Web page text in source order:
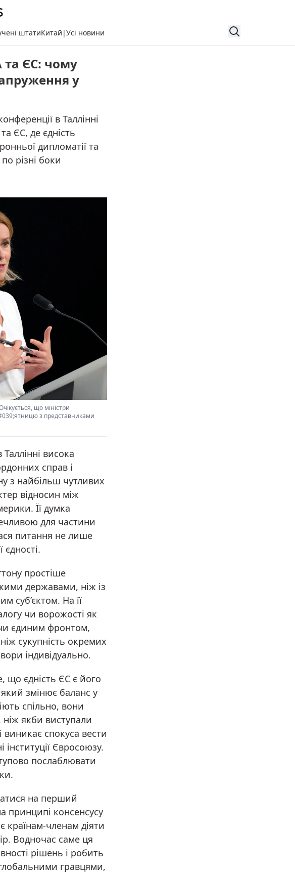
штатиКитай |Усі новини
та ЄС: чому
у
в Таллінні
ЄС, де єдність
дипломатії та
різні боки
що міністри
з представниками
висока
справ і
з найбільш чутливих
відносин між
Її думка
для частини
питання не лише
простіше
державами, ніж із
суб’єктом. На її
чи ворожості як
єдиним фронтом,
сукупність окремих
індивідуально.
що єдність ЄС є його
змінює баланс у
спільно, вони
якби виступали
спокуса вести
Євросоюзу.
послаблювати
на перший
принципі консенсусу
країнам-членам діяти
Водночас саме ця
рішень і робить
гравцями,